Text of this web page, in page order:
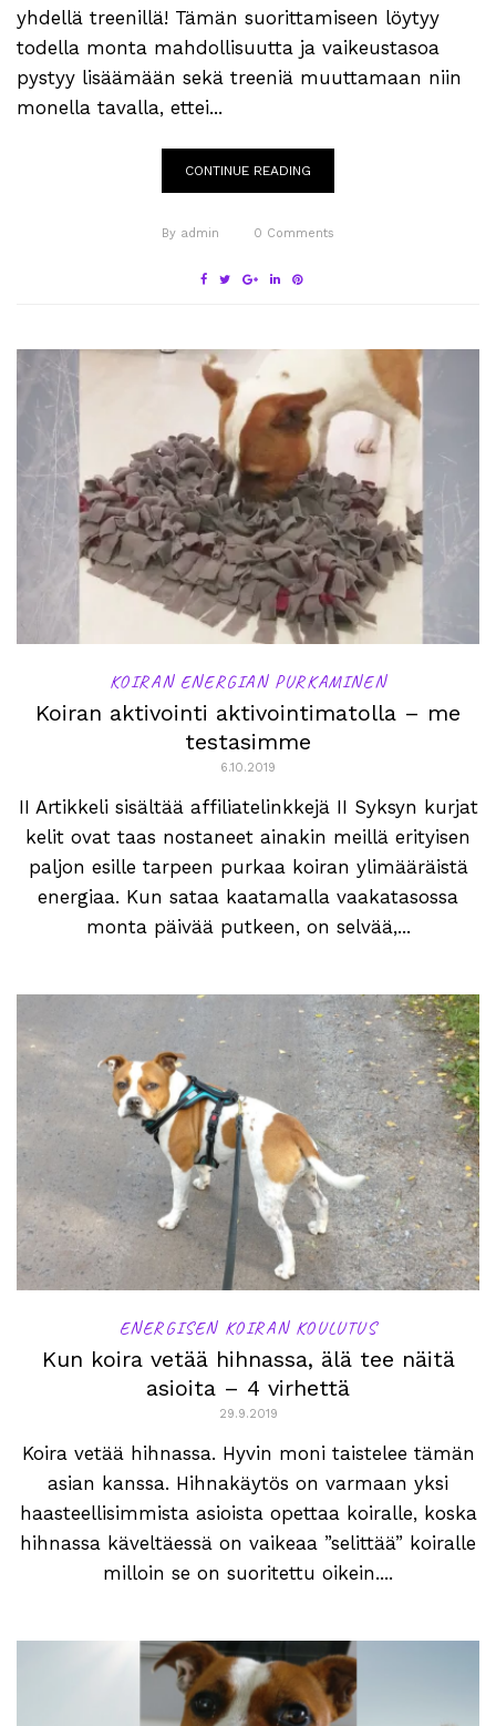
yhdellä treenillä! Tämän suorittamiseen löytyy
todella monta mahdollisuutta ja vaikeustasoa
pystyy lisäämään sekä treeniä muuttamaan niin
monella tavalla, ettei...
CONTINUE READING
By admin 0 Comments
KOIRAN ENERGIAN PURKAMINEN
Koiran aktivointi aktivointimatolla – me
testasimme
6.10.2019
II Artikkeli sisältää affiliatelinkkejä II Syksyn kurjat
kelit ovat taas nostaneet ainakin meillä erityisen
paljon esille tarpeen purkaa koiran ylimääräistä
energiaa. Kun sataa kaatamalla vaakatasossa
monta päivää putkeen, on selvää,...
ENERGISEN KOIRAN KOULUTUS
Kun koira vetää hihnassa, älä tee näitä
asioita – 4 virhettä
29.9.2019
Koira vetää hihnassa. Hyvin moni taistelee tämän
asian kanssa. Hihnakäytös on varmaan yksi
haasteellisimmista asioista opettaa koiralle, koska
hihnassa käveltäessä on vaikeaa ”selittää” koiralle
milloin se on suoritettu oikein....